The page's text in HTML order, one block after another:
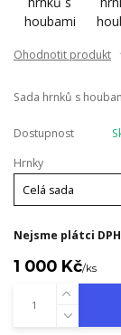
Ohodnotit produkt
Sada hrnků s
Dostupnost
Hrnky
Nejsme plátci DPH
1 000 Kč/ks